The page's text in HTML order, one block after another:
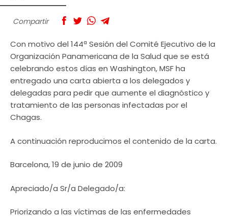
Compartir
Con motivo del 144ª Sesión del Comité Ejecutivo de la
Organización Panamericana de la Salud que se está
celebrando estos días en Washington, MSF ha
entregado una carta abierta a los delegados y
delegadas para pedir que aumente el diagnóstico y
tratamiento de las personas infectadas por el
Chagas.
A continuación reproducimos el contenido de la carta.
Barcelona, 19 de junio de 2009
Apreciado/a Sr/a Delegado/a:
Priorizando a las víctimas de las enfermedades